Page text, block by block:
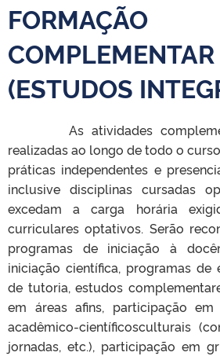
TELEFONES
FORMAÇÃO
COMPLEMENTAR
(ESTUDOS
As atividades
realizadas ao longo de todo o
práticas independentes e
inclusive disciplinas cursadas
excedam a carga horária
curriculares optativos. Serão
programas de iniciação à
iniciação científica, programas de
de tutoria, estudos
em áreas afins, participação
acadêmico-científicosculturais
jornadas, etc.), participação em